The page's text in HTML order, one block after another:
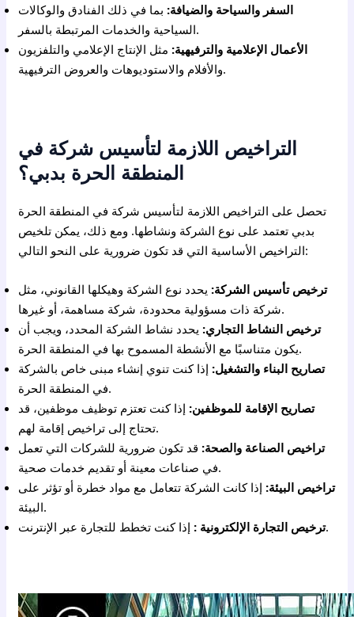
السفر والسياحة والضيافة: بما في ذلك الفنادق والوكالات
السياحية والخدمات المرتبطة بالسفر.
الأعمال الإعلامية والترفيهية: مثل الإنتاج الإعلامي والتلفزيون
والأفلام والاستوديوهات والعروض الترفيهية.
التراخيص اللازمة لتأسيس شركة في
المنطقة الحرة بدبي؟
تحصل على التراخيص اللازمة لتأسيس شركة في المنطقة الحرة
بدبي تعتمد على نوع الشركة ونشاطها. ومع ذلك، يمكن تلخيص
التراخيص الأساسية التي قد تكون ضرورية على النحو التالي:
ترخيص تأسيس الشركة: يحدد نوع الشركة وهيكلها القانوني، مثل
شركة ذات مسؤولية محدودة، شركة مساهمة، أو غيرها.
ترخيص النشاط التجاري: يحدد نشاط الشركة المحدد، ويجب أن
يكون متناسبًا مع الأنشطة المسموح بها في المنطقة الحرة.
تصاريح البناء والتشغيل: إذا كنت تنوي إنشاء مبنى خاص بالشركة
في المنطقة الحرة.
تصاريح الإقامة للموظفين: إذا كنت تعتزم توظيف موظفين، قد
تحتاج إلى تراخيص إقامة لهم.
تراخيص الصناعة والصحة: قد تكون ضرورية للشركات التي تعمل
في صناعات معينة أو تقديم خدمات صحية.
تراخيص البيئة: إذا كانت الشركة تتعامل مع مواد خطرة أو تؤثر على
البيئة.
ترخيص التجارة الإلكترونية :إذا كنت تخطط للتجارة عبر الإنترنت.